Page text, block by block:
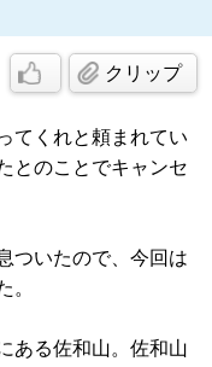
クリップ
てくれと頼まれてい
とのことでキャンセ
ついたので、今回は
。
ある佐和山。佐和山